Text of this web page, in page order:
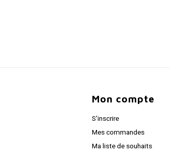
Mon compte
S'inscrire
Mes commandes
Ma liste de souhaits